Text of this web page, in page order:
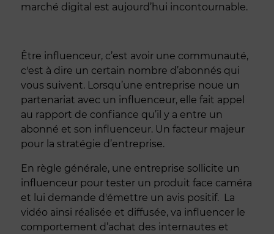
marché digital est aujourd’hui incontournable.
Être influenceur, c’est avoir une communauté,
c'est à dire un certain nombre d’abonnés qui
vous suivent. Lorsqu’une entreprise noue un
partenariat avec un influenceur, elle fait appel
au rapport de confiance qu’il y a entre un
abonné et son influenceur. Un facteur majeur
pour la stratégie d’entreprise.
En règle générale, une entreprise sollicite un
influenceur pour tester un produit face caméra
et lui demande d'émettre un avis positif. La
vidéo ainsi réalisée et diffusée, va influencer le
comportement d’achat des internautes et